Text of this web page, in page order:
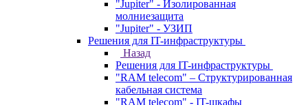
"Jupiter" - Изолированная
молниезащита
"Jupiter" - УЗИП
Решения для IT-инфраструктуры
Назад
Решения для IT-инфраструктуры
"RAM telecom" – Структурированная
кабельная система
"RAM telecom" - IT-шкафы